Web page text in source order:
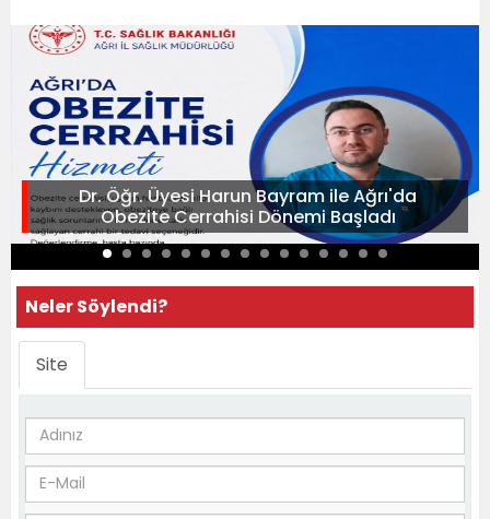
Dr. Öğr. Üyesi Harun Bayram ile Ağrı'da
Obezite Cerrahisi Dönemi Başladı
Neler Söylendi?
Site